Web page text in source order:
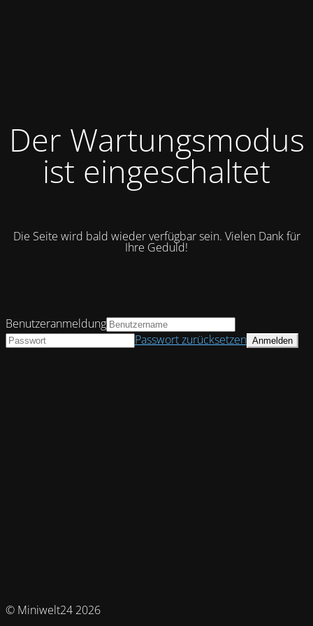
Der Wartungsmodus
ist eingeschaltet
Die Seite wird bald wieder verfügbar sein. Vielen Dank für
Ihre Geduld!
© Miniwelt24 2026
Benutzeranmeldung
Passwort zurücksetzen